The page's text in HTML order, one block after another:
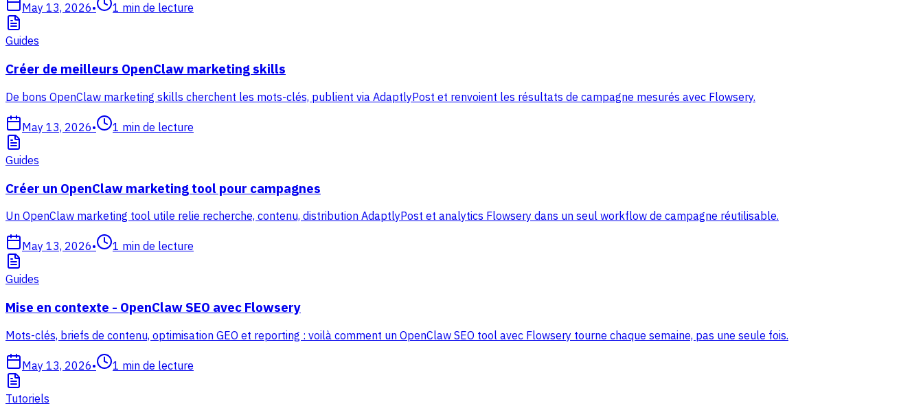
May 13, 2026• 1 min de lecture
Guides
Créer de meilleurs OpenClaw marketing skills
De bons OpenClaw marketing skills cherchent les mots-clés, publient via AdaptlyPost et renvoient les résultats de campagne mesurés avec Flowsery.
May 13, 2026• 1 min de lecture
Guides
Créer un OpenClaw marketing tool pour campagnes
Un OpenClaw marketing tool utile relie recherche, contenu, distribution AdaptlyPost et analytics Flowsery dans un seul workflow de campagne réutilisable.
May 13, 2026• 1 min de lecture
Guides
Mise en contexte - OpenClaw SEO avec Flowsery
Mots-clés, briefs de contenu, optimisation GEO et reporting : voilà comment un OpenClaw SEO tool avec Flowsery tourne chaque semaine, pas une seule fois.
May 13, 2026• 1 min de lecture
Tutoriels